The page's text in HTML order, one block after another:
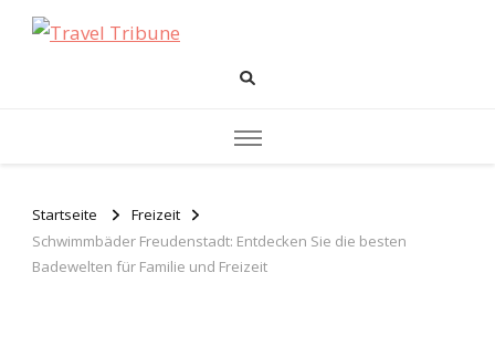
Startseite
Freizeit
Schwimmbäder Freudenstadt: Entdecken Sie die besten
Badewelten für Familie und Freizeit